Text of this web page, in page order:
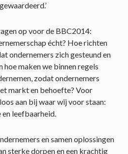
op voor de BBC2014:
écht? Hoe richten
ondernemers zich gesteund en
hoe maken we binnen regels
zodat ondernemers
markt en behoefte? Voor
aan bij waar wij voor staan:
leefbaarheid.
en samen oplossingen
sterke dorpen en een krachtig